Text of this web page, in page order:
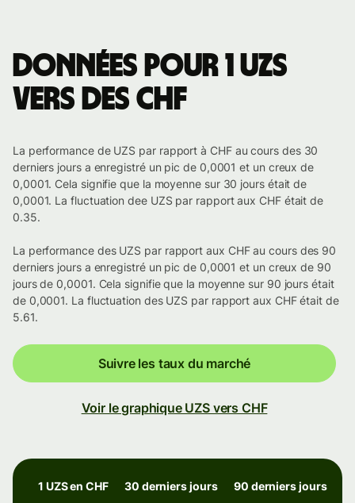
Données pour 1 UZS
vers des CHF
La performance de UZS par rapport à CHF au cours des 30
derniers jours a enregistré un pic de 0,0001 et un creux de
0,0001. Cela signifie que la moyenne sur 30 jours était de
0,0001. La fluctuation dee UZS par rapport aux CHF était de
0.35.
La performance des UZS par rapport aux CHF au cours des 90
derniers jours a enregistré un pic de 0,0001 et un creux de 90
jours de 0,0001. Cela signifie que la moyenne sur 90 jours était
de 0,0001. La fluctuation des UZS par rapport aux CHF était de
5.61.
Suivre les taux du marché
Voir le graphique UZS vers CHF
1 UZS en CHF 30 derniers jours 90 derniers jours